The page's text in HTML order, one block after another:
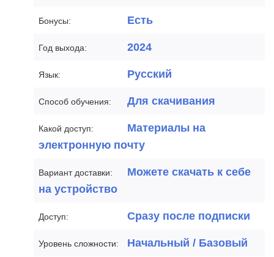
Бонусы: Есть
Год выхода: 2024
Язык: Русский
Способ обучения: Для скачивания
Какой доступ:
Материалы на
электронную почту
Вариант доставки:
Можете скачать к себе
на устройство
Доступ: Сразу после подписки
Уровень сложности: Начальный / Базовый